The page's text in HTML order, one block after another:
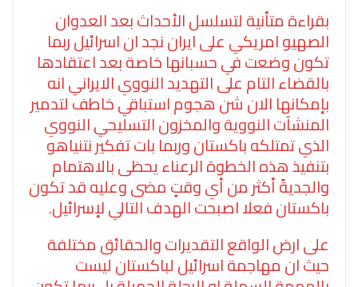
بقراءة متأنية لتسلسل الأحداث بعد العدوان
الصهيو امريكي على ايران نجد ان اسرائيل ربما
تكون وضعت في حسبانها خاصة بعد اعتقادها
بالقضاء التام على التهديد النووي الايراني انه
بإمكانها الان شن هجوم استباقي خاطف لتدمير
المنشآت النووية والمخزون التسليحي النووي
الذي تمتلكه باكستان وربما بات تفكير نتنياهو
بتنفيذ هذه الخطوة الرعناء يحظى بالاهتمام
والجديةً أكثر من أي وقتٍ مضى وعليه قد تكون
باكستان فعلا اصبحت الهدف التالي لإسرائيل.
على ارض الواقع التقديرات والحقائق مختلفة
حيث ان مهاجمة اسرائيل لباكستان ليست